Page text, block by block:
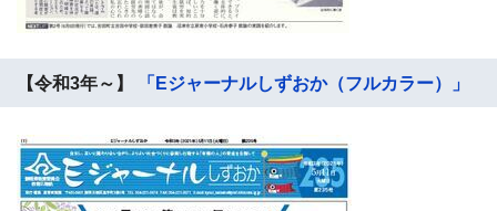
【令和3年～】 「Eジャーナルしずおか（フルカラー）」